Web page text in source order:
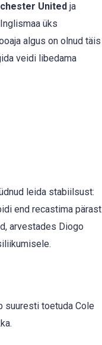
United ja
üks
algus on olnud täis
veidi libedama
leida stabiilsust:
end recastima pärast
arvestades Diogo
suuresti toetuda Cole